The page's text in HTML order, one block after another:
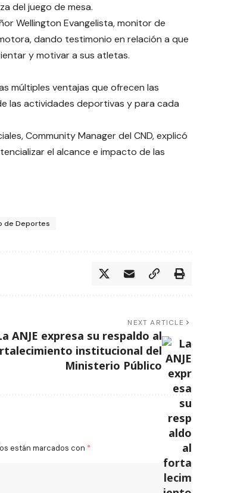
del juego de mesa.
Wellington Evangelista, monitor de
dando testimonio en relación a que
y motivar a sus atletas.
múltiples ventajas que ofrecen las
las actividades deportivas y para cada
Community Manager del CND, explicó
el alcance e impacto de las
de Deportes
NEXT ARTICLE
ANJE expresa su respaldo al
institucional del
Ministerio Público
están marcados con *